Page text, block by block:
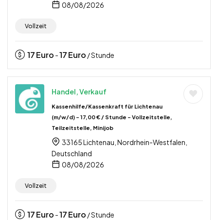
08/08/2026
Vollzeit
17Euro -17Euro / Stunde
Handel, Verkauf
Kassenhilfe/Kassenkraft für Lichtenau
(m/w/d) – 17,00 € / Stunde – Vollzeitstelle,
Teilzeitstelle, Minijob
33165 Lichtenau, Nordrhein-Westfalen,
Deutschland
08/08/2026
Vollzeit
17Euro -17Euro / Stunde